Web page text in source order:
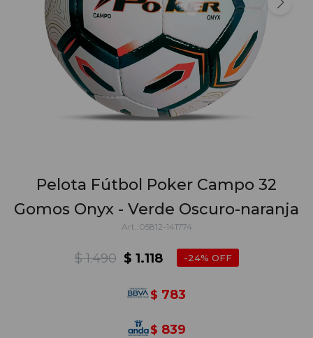
Pelota Fútbol Poker Campo 32
Gomos Onyx - Verde Oscuro-naranja
05812-141774
$ 1.118
$ 1.490 24
$ 783
$ 839